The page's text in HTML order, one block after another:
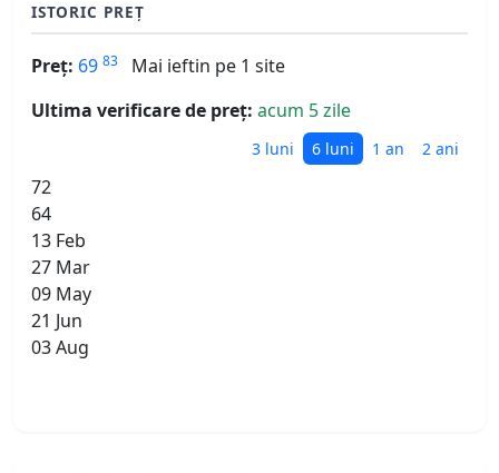
ISTORIC PREȚ
Preț: 69 83
Mai ieftin pe 1 site
Ultima verificare de preț: acum 5 zile
3 luni 6 luni 1 an 2 ani
72
64
13 Feb
27 Mar
09 May
21 Jun
03 Aug